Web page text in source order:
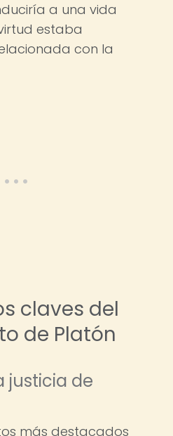
a una vida
estaba
con la
claves del
de Platón
justicia de
más destacados